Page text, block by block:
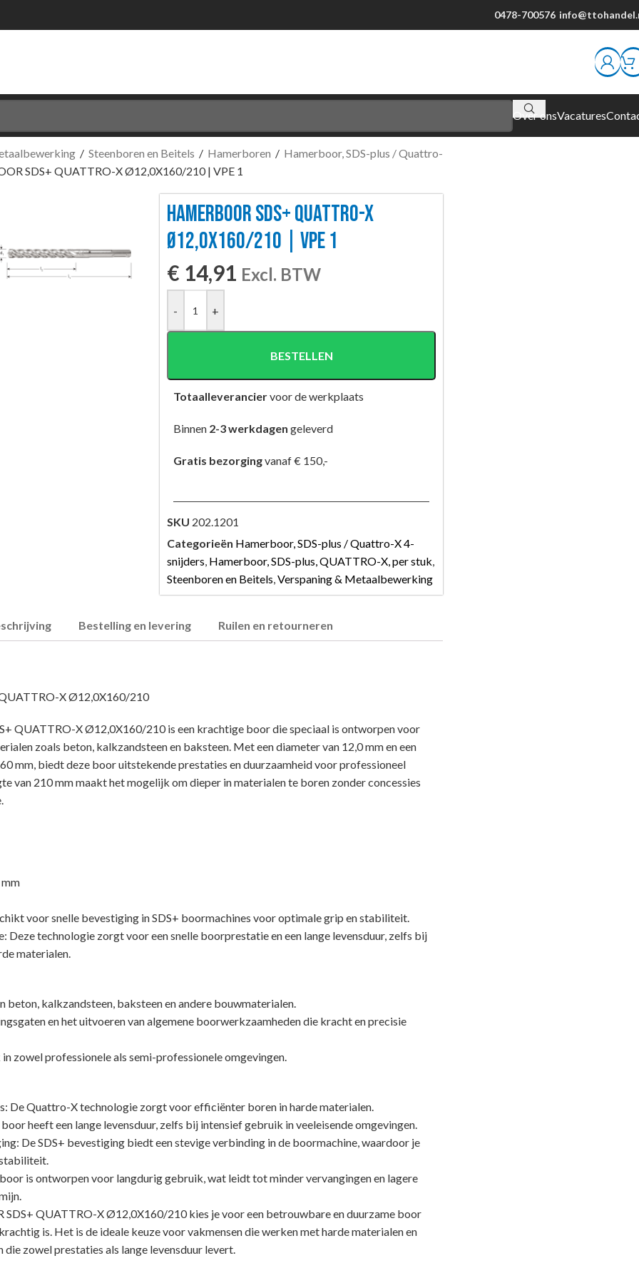
0478-700576
Over onsVacatures
/ Steenboren en Beitels / Hamerboren / Hamerboor, SDS-plus / Quattro-
SDS+ QUATTRO-X Ø12,0X160/210 | VPE 1
HAMERBOOR SDS+ QUATTRO-X
Ø12,0X160/210 | VPE 1
€ 14,91 Excl. BTW
- +
BESTELLEN
Totaalleveranciervoor de werkplaats
Binnen 2-3 werkdagen geleverd
Gratis bezorgingvanaf € 150,-
SKU 202.1201
Categorieën Hamerboor, SDS-plus / Quattro-X 4-
snijders, Hamerboor, SDS-plus, QUATTRO-X, per stuk,
Steenboren en Beitels,Verspaning & Metaalbewerking
Bestelling en levering Ruilen en retourneren
X Ø12,0X160/210
QUATTRO-X Ø12,0X160/210 is een krachtige boor die speciaal is ontworpen voor
zoals beton, kalkzandsteen en baksteen. Met een diameter van 12,0 mm en een
mm, biedt deze boor uitstekende prestaties en duurzaamheid voor professioneel
van 210 mm maakt het mogelijk om dieper in materialen te boren zonder concessies
voor snelle bevestiging in SDS+ boormachines voor optimale grip en stabiliteit.
Deze technologie zorgt voor een snelle boorprestatie en een lange levensduur, zelfs bij
materialen.
beton, kalkzandsteen, baksteen en andere bouwmaterialen.
en het uitvoeren van algemene boorwerkzaamheden die kracht en precisie
zowel professionele als semi-professionele omgevingen.
De Quattro-X technologie zorgt voor efficiënter boren in harde materialen.
heeft een lange levensduur, zelfs bij intensief gebruik in veeleisende omgevingen.
De SDS+ bevestiging biedt een stevige verbinding in de boormachine, waardoor je
is ontworpen voor langdurig gebruik, wat leidt tot minder vervangingen en lagere
QUATTRO-X Ø12,0X160/210 kies je voor een betrouwbare en duurzame boor
is. Het is de ideale keuze voor vakmensen die werken met harde materialen en
zowel prestaties als lange levensduur levert.